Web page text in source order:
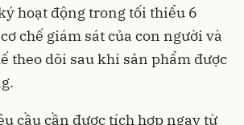
hoạt động trong tối thiểu 6
chế giám sát của con người và
theo dõi sau khi sản phẩm được
cầu cần được tích hợp ngay từ